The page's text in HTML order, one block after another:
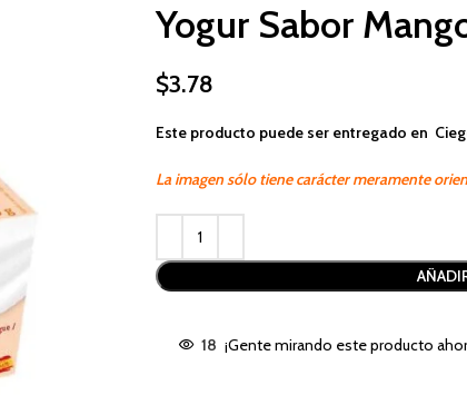
Yogur Sabor
$3.78
Este producto puede ser entregado en
La imagen sólo tiene carácter meramente
18 ¡Gente mirando este producto